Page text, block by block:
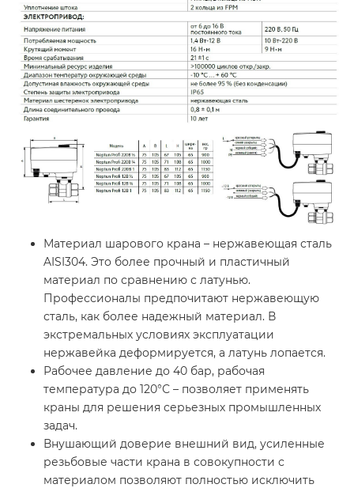
Материал шарового крана – нержавеющая сталь
AISI304. Это более прочный и пластичный
материал по сравнению с латунью.
Профессионалы предпочитают нержавеющую
сталь, как более надежный материал. В
экстремальных условиях эксплуатации
нержавейка деформируется, а латунь лопается.
Рабочее давление до 40 бар, рабочая
температура до 120°С – позволяет применять
краны для решения серьезных промышленных
задач.
Внушающий доверие внешний вид, усиленные
резьбовые части крана в совокупности с
материалом позволяют полностью исключить